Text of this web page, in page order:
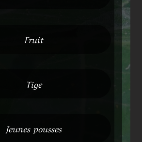
Fruit
Tige
Jeunes pousses